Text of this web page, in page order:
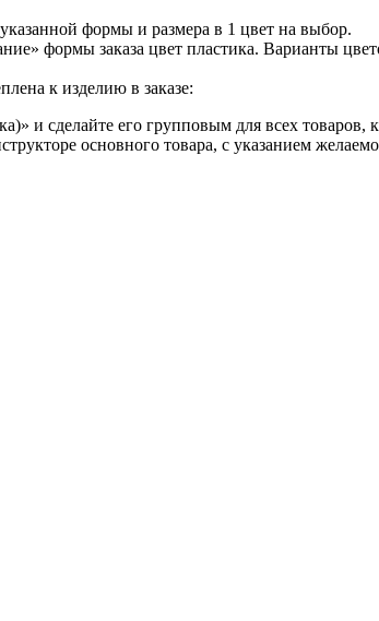
формы и размера в 1 цвет на выбор.
формы заказа цвет пластика. Варианты
к изделию в заказе:
и сделайте его групповым для всех товаров,
основного товара, с указанием